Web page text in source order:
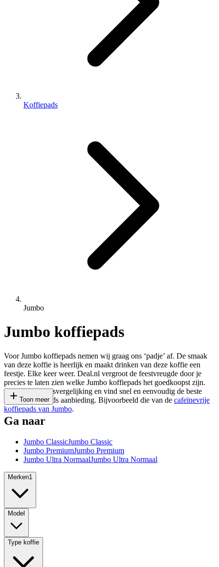
Koffiepads
Jumbo
Jumbo koffiepads
Voor Jumbo koffiepads nemen wij graag ons ‘padje’ af. De smaak
van deze koffie is heerlijk en maakt drinken van deze koffie een
feestje. Elke keer weer. Deal.nl vergroot de feestvreugde door je
precies te laten zien welke Jumbo koffiepads het goedkoopst zijn.
Check onze prijsvergelijking en vind snel en eenvoudig de beste
Jumbo koffiepads aanbieding. Bijvoorbeeld die van de cafeïnevrije
koffiepads van Jumbo.
Toon meer
Ga naar
Jumbo ClassicJumbo Classic
Jumbo PremiumJumbo Premium
Jumbo Ultra NormaalJumbo Ultra Normaal
Merken1
Model
Type koffie